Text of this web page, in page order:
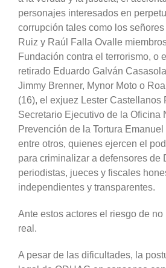
personajes interesados en
corrupción tales como los
Ruiz y Raúl Falla Ovalle
Fundación contra el terrorismo, o
retirado Eduardo Galván
Jimmy Brenner, Mynor Moto o
(16), el exjuez Lester Castellanos
Secretario Ejecutivo de la Oficina
Prevención de la Tortura
entre otros, quienes ejercen el
para criminalizar a defensores de
periodistas, jueces y fiscales
independientes y transparentes.
Ante estos actores el riesgo de
real.
A pesar de las dificultades, la